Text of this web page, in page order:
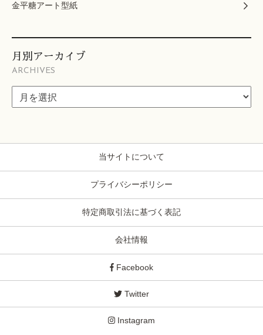
金平糖アート型紙
月別アーカイブ
ARCHIVES
当サイトについて
プライバシーポリシー
特定商取引法に基づく表記
会社情報
Facebook
Twitter
Instagram